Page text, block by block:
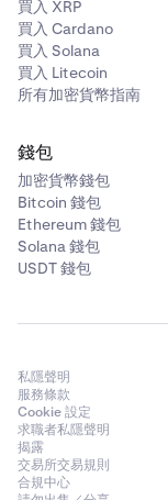
買入 XRP
買入 Cardano
買入 Solana
買入 Litecoin
所有加密貨幣指南
錢包
加密貨幣錢包
Bitcoin 錢包
Ethereum 錢包
Solana 錢包
USDT 錢包
私隱聲明
服務條款
Cookie 設定
求職者私隱聲明
揭露
交易所交易規則
合規中心